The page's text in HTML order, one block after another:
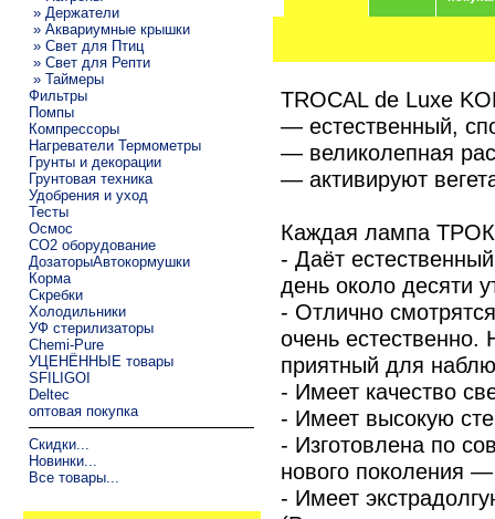
» Держатели
» Аквариумные крышки
» Свет для Птиц
» Свет для Репти
» Таймеры
Фильтры
Помпы
Компрессоры
Нагреватели Термометры
Грунты и декорации
Грунтовая техника
Удобрения и уход
Тесты
Осмос
CO2 оборудование
ДозаторыАвтокормушки
Корма
Скребки
Холодильники
УФ стерилизаторы
Chemi-Pure
УЦЕНЁННЫЕ товары
SFILIGOI
Deltec
оптовая покупка
Скидки...
Новинки...
Все товары...
TROCAL de Luxe
— естественный,
— великолепная
— активируют
Каждая лампа
- Даёт
день около десяти
- Отлично
очень естественно.
приятный для
- Имеет качество
- Имеет высокую
- Изготовлена по
нового поколения
- Имеет